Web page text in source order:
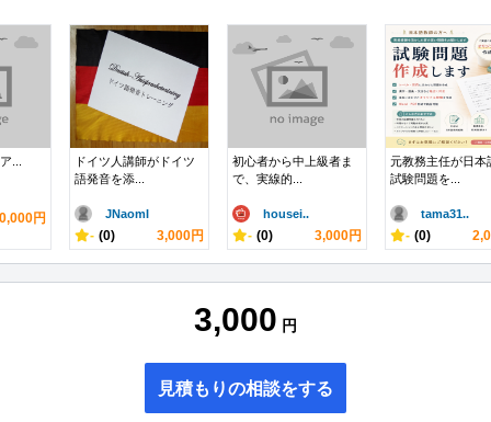
...
円
ドイツ人講師がドイツ
語発音を添...
JNaomI
- (0) 3,000円
初心者から中上級者ま
で、実線的...
housei..
- (0) 3,000円
元教務主任が日本
試験問題を...
tama31..
- (0)
3,000 円
見積もりの相談をする